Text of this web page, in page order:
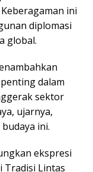
ini
diplomasi
global.
dalam
sektor
ujarnya,
ini.
ekspresi
Tradisi Lintas